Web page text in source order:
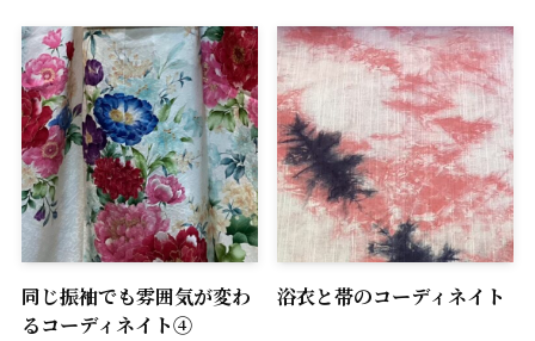
同じ振袖でも雰囲気が変わ
るコーディネイト④
浴衣と帯のコーディネイト